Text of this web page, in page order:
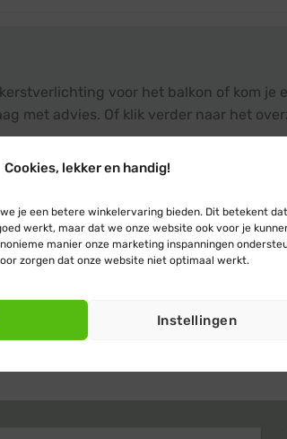
Cookies, lekker en handig!
je een betere winkelervaring bieden. Dit betekent dat
werkt, maar dat we onze website ook voor je
manier onze marketing inspanningen
zorgen dat onze website niet optimaal werkt.
Instellingen
voor het balkon of kom je
met advies. Of klik verder naar het